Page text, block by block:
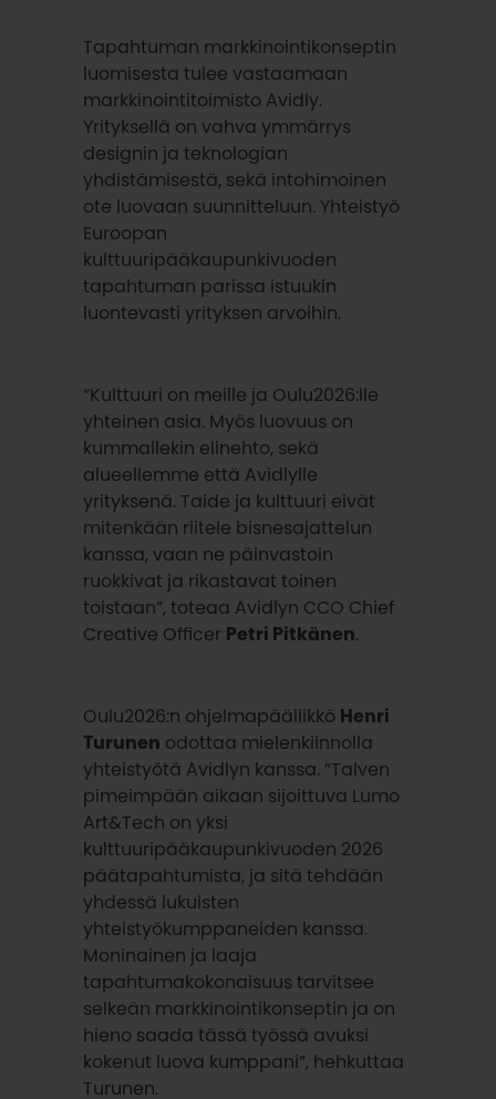
Tapahtuman markkinointikonseptin
luomisesta tulee vastaamaan
markkinointitoimisto Avidly.
Yrityksellä on vahva ymmärrys
designin ja teknologian
yhdistämisestä, sekä intohimoinen
ote luovaan suunnitteluun. Yhteistyö
Euroopan
kulttuuripääkaupunkivuoden
tapahtuman parissa istuukin
luontevasti yrityksen arvoihin.
“Kulttuuri on meille ja Oulu2026:lle
yhteinen asia. Myös luovuus on
kummallekin elinehto, sekä
alueellemme että Avidlylle
yrityksenä. Taide ja kulttuuri eivät
mitenkään riitele bisnesajattelun
kanssa, vaan ne päinvastoin
ruokkivat ja rikastavat toinen
toistaan”, toteaa Avidlyn CCO Chief
Creative Officer Petri Pitkänen.
Oulu2026:n ohjelmapäällikkö Henri
Turunen odottaa mielenkiinnolla
yhteistyötä Avidlyn kanssa. ”Talven
pimeimpään aikaan sijoittuva Lumo
Art&Tech on yksi
kulttuuripääkaupunkivuoden 2026
päätapahtumista, ja sitä tehdään
yhdessä lukuisten
yhteistyökumppaneiden kanssa.
Moninainen ja laaja
tapahtumakokonaisuus tarvitsee
selkeän markkinointikonseptin ja on
hieno saada tässä työssä avuksi
kokenut luova kumppani”, hehkuttaa
Turunen.